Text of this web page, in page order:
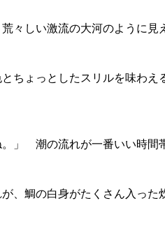
々しい激流の大河のように見
ちょっとしたスリルを味わえ
」 潮の流れが一番いい時間
、鯛の白身がたくさん入っ